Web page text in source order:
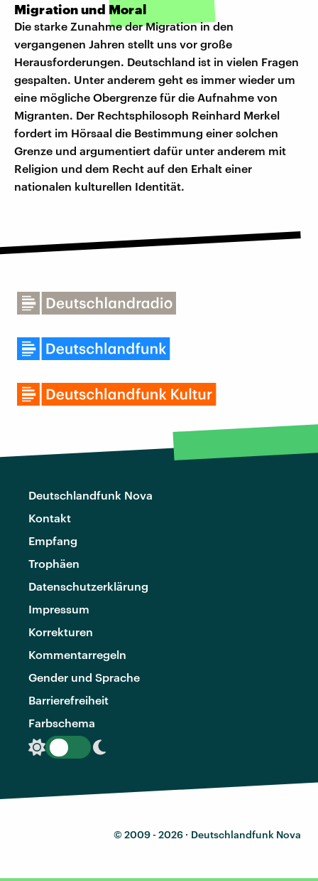
Migration und Moral
Die starke Zunahme der Migration in den
vergangenen Jahren stellt uns vor große
Herausforderungen. Deutschland ist in vielen Fragen
gespalten. Unter anderem geht es immer wieder um
eine mögliche Obergrenze für die Aufnahme von
Migranten. Der Rechtsphilosoph Reinhard Merkel
fordert im Hörsaal die Bestimmung einer solchen
Grenze und argumentiert dafür unter anderem mit
Religion und dem Recht auf den Erhalt einer
nationalen kulturellen Identität.
Deutschlandfunk Nova
Kontakt
Empfang
Trophäen
Datenschutzerklärung
Impressum
Korrekturen
Kommentarregeln
Gender und Sprache
Barrierefreiheit
Farbschema
© 2009 - 2026 · Deutschlandfunk Nova